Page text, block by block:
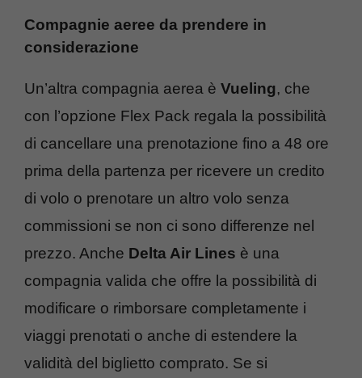
Compagnie aeree da prendere in
considerazione
Un’altra compagnia aerea è Vueling, che
con l’opzione Flex Pack regala la possibilità
di cancellare una prenotazione fino a 48 ore
prima della partenza per ricevere un credito
di volo o prenotare un altro volo senza
commissioni se non ci sono differenze nel
prezzo. Anche Delta Air Lines è una
compagnia valida che offre la possibilità di
modificare o rimborsare completamente i
viaggi prenotati o anche di estendere la
validità del biglietto comprato. Se si